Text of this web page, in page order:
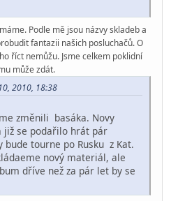
Podle mě jsou názvy skladeb a
fantazii našich posluchačů. O
říct nemůžu. Jsme celkem poklidní
může zdát.
2010, 18:38
změnili basáka. Novy
již se podařilo hrát pár
bude tourne po Rusku z Kat.
nový materiál, ale
dříve než za pár let by se